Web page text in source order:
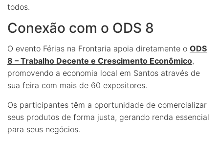
todos.
Conexão com o ODS 8
O evento Férias na Frontaria apoia diretamente o ODS
8 – Trabalho Decente e Crescimento Econômico,
promovendo a economia local em Santos através de
sua feira com mais de 60 expositores.
Os participantes têm a oportunidade de comercializar
seus produtos de forma justa, gerando renda essencial
para seus negócios.